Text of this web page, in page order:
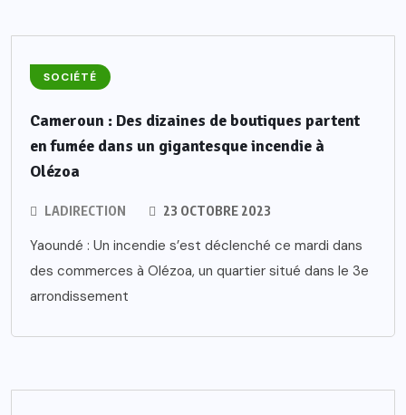
SOCIÉTÉ
Cameroun : Des dizaines de boutiques partent
en fumée dans un gigantesque incendie à
Olézoa
LADIRECTION 23 OCTOBRE 2023
Yaoundé : Un incendie s’est déclenché ce mardi dans
des commerces à Olézoa, un quartier situé dans le 3e
arrondissement